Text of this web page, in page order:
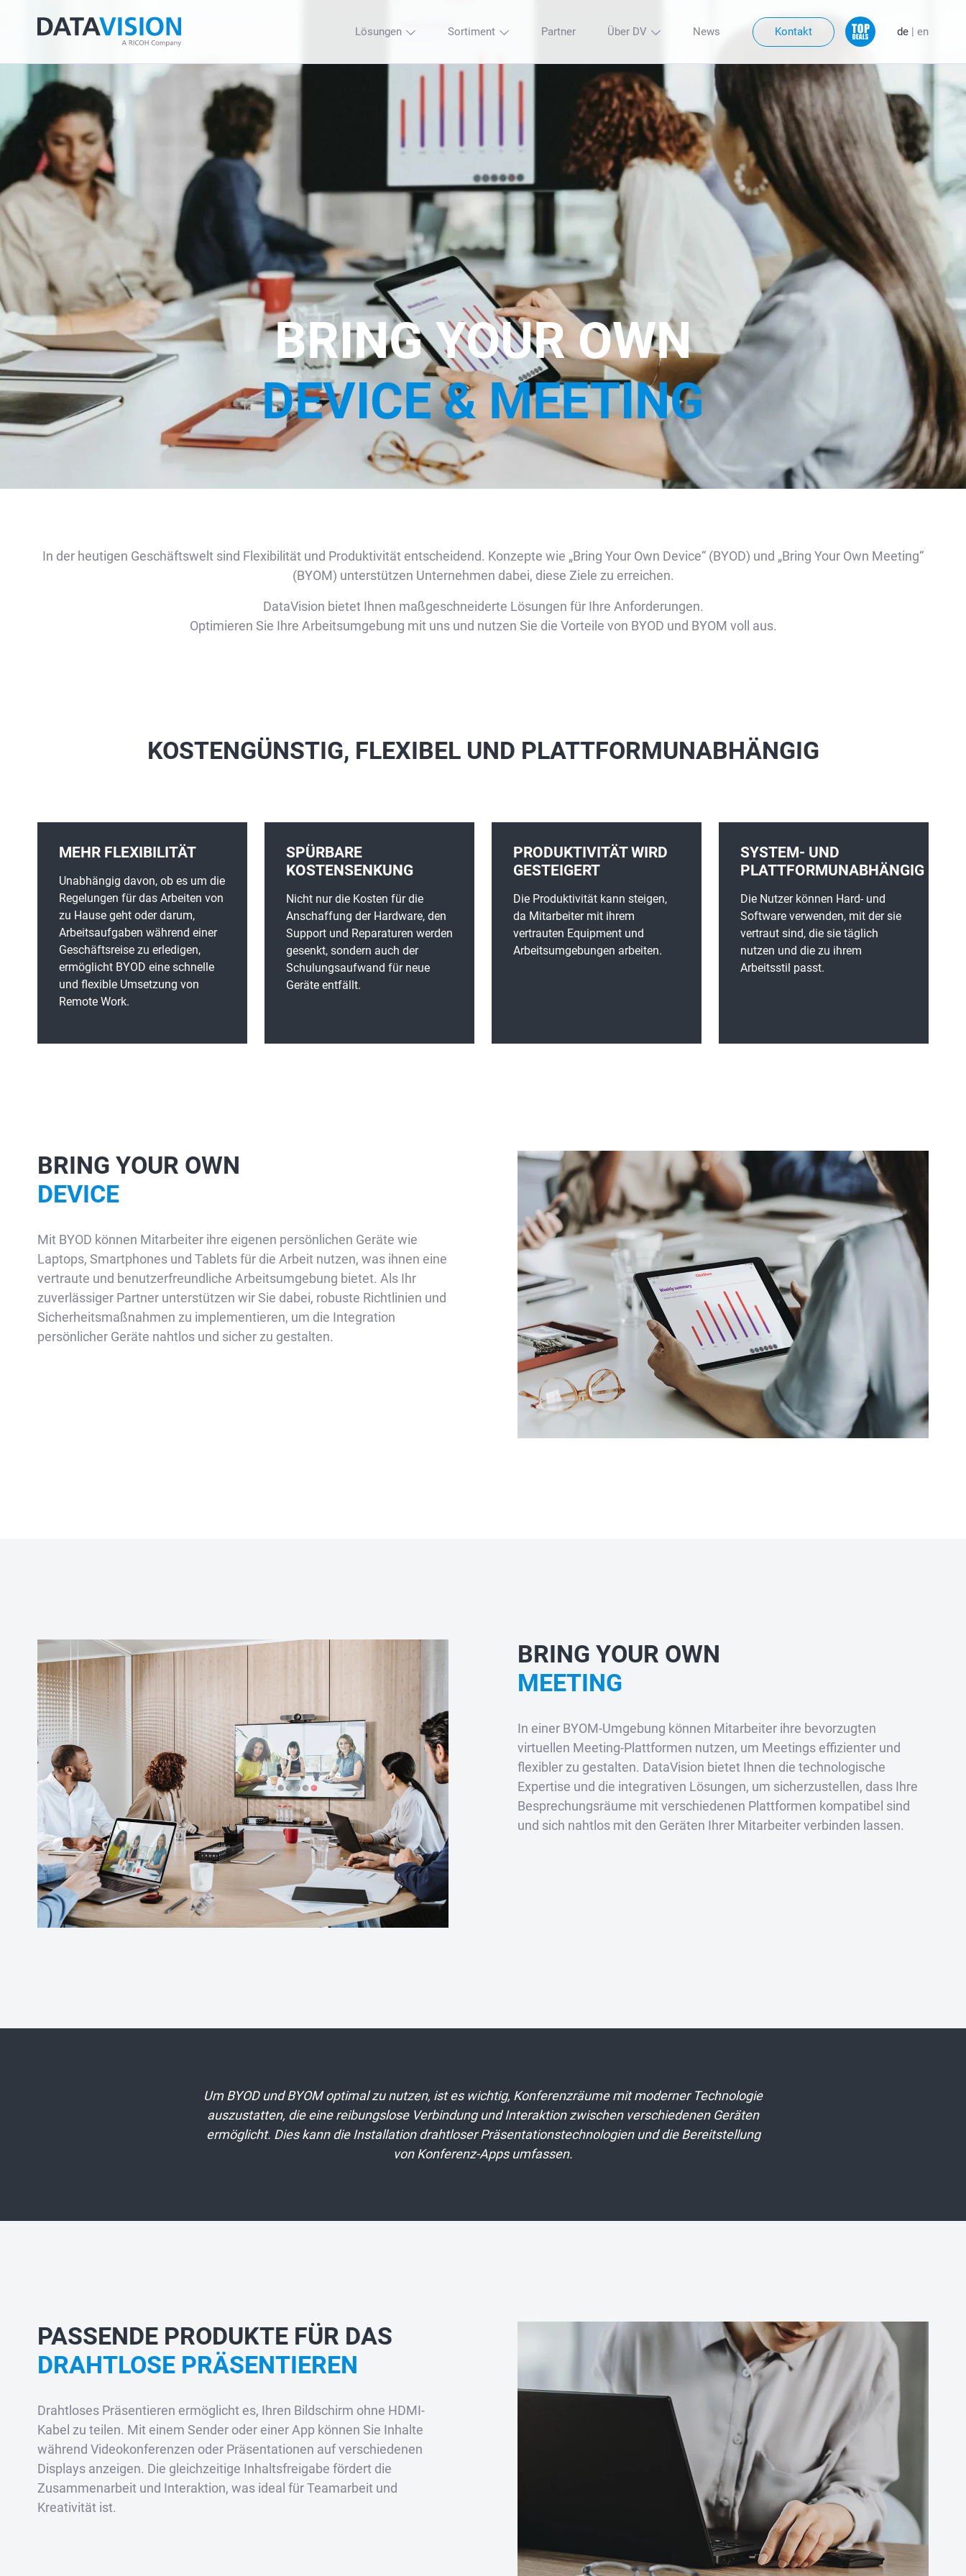
Lösungen Sortiment Partner Über DV News Kontakt de | en
BRING YOUR OWN
DEVICE & MEETING
In der heutigen Geschäftswelt sind Flexibilität und Produktivität entscheidend. Konzepte wie „Bring Your Own Device“ (BYOD) und „Bring Your Own Meeting“
(BYOM) unterstützen Unternehmen dabei, diese Ziele zu erreichen.
DataVision bietet Ihnen maßgeschneiderte Lösungen für Ihre Anforderungen.
Optimieren Sie Ihre Arbeitsumgebung mit uns und nutzen Sie die Vorteile von BYOD und BYOM voll aus.
KOSTENGÜNSTIG, FLEXIBEL UND PLATTFORMUNABHÄNGIG
MEHR FLEXIBILITÄT
Unabhängig davon, ob es um die
Regelungen für das Arbeiten von
zu Hause geht oder darum,
Arbeitsaufgaben während einer
Geschäftsreise zu erledigen,
ermöglicht BYOD eine schnelle
und flexible Umsetzung von
Remote Work.
SPÜRBARE
KOSTENSENKUNG
Nicht nur die Kosten für die
Anschaffung der Hardware, den
Support und Reparaturen werden
gesenkt, sondern auch der
Schulungsaufwand für neue
Geräte entfällt.
PRODUKTIVITÄT WIRD
GESTEIGERT
Die Produktivität kann steigen,
da Mitarbeiter mit ihrem
vertrauten Equipment und
Arbeitsumgebungen arbeiten.
SYSTEM- UND
PLATTFORMUNABHÄNGIG
Die Nutzer können Hard- und
Software verwenden, mit der sie
vertraut sind, die sie täglich
nutzen und die zu ihrem
Arbeitsstil passt.
BRING YOUR OWN
DEVICE
Mit BYOD können Mitarbeiter ihre eigenen persönlichen Geräte wie
Laptops, Smartphones und Tablets für die Arbeit nutzen, was ihnen eine
vertraute und benutzerfreundliche Arbeitsumgebung bietet. Als Ihr
zuverlässiger Partner unterstützen wir Sie dabei, robuste Richtlinien und
Sicherheitsmaßnahmen zu implementieren, um die Integration
persönlicher Geräte nahtlos und sicher zu gestalten.
BRING YOUR OWN
MEETING
In einer BYOM-Umgebung können Mitarbeiter ihre bevorzugten
virtuellen Meeting-Plattformen nutzen, um Meetings effizienter und
flexibler zu gestalten. DataVision bietet Ihnen die technologische
Expertise und die integrativen Lösungen, um sicherzustellen, dass Ihre
Besprechungsräume mit verschiedenen Plattformen kompatibel sind
und sich nahtlos mit den Geräten Ihrer Mitarbeiter verbinden lassen.
Um BYOD und BYOM optimal zu nutzen, ist es wichtig, Konferenzräume mit moderner Technologie
auszustatten, die eine reibungslose Verbindung und Interaktion zwischen verschiedenen Geräten
ermöglicht. Dies kann die Installation drahtloser Präsentationstechnologien und die Bereitstellung
von Konferenz-Apps umfassen.
PASSENDE PRODUKTE FÜR DAS
DRAHTLOSE PRÄSENTIEREN
Drahtloses Präsentieren ermöglicht es, Ihren Bildschirm ohne HDMI-
Kabel zu teilen. Mit einem Sender oder einer App können Sie Inhalte
während Videokonferenzen oder Präsentationen auf verschiedenen
Displays anzeigen. Die gleichzeitige Inhaltsfreigabe fördert die
Zusammenarbeit und Interaktion, was ideal für Teamarbeit und
Kreativität ist.